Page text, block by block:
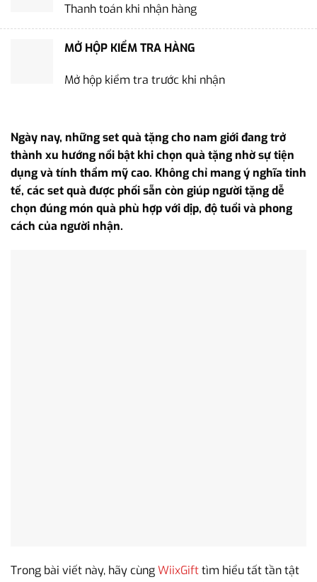
Thanh toán khi nhận hàng
MỞ HỘP KIỂM TRA HÀNG
Mở hộp kiểm tra trước khi nhận
Ngày nay, những set quà tặng cho nam giới đang trở
thành xu hướng nổi bật khi chọn quà tặng nhờ sự tiện
dụng và tính thẩm mỹ cao. Không chỉ mang ý nghĩa tinh
tế, các set quà được phối sẵn còn giúp người tặng dễ
chọn đúng món quà phù hợp với dịp, độ tuổi và phong
cách của người nhận.
Trong bài viết này, hãy cùngWiixGifttìm hiểu tất tần tật